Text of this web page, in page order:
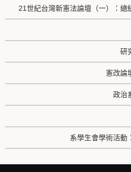
21世紀台灣新憲法論壇（一）：總
研
憲改論
政治
系學生會學術活動